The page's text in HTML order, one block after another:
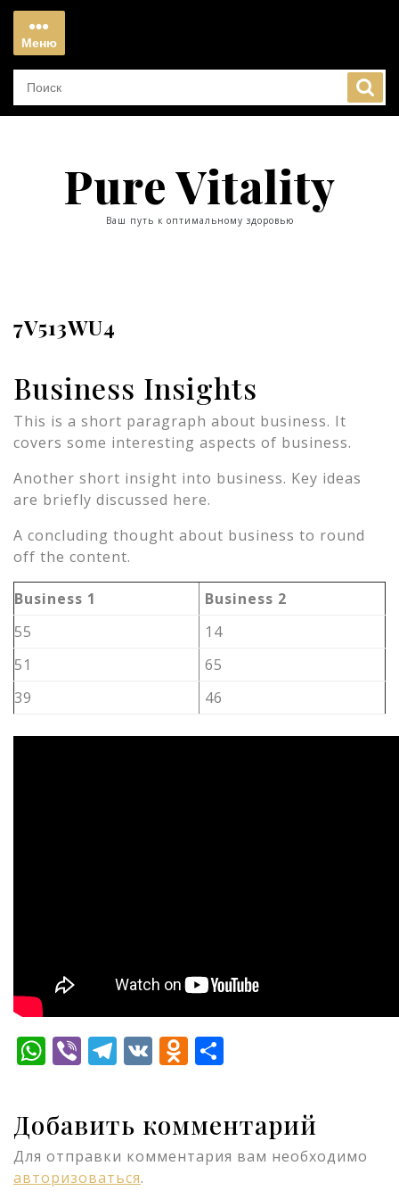
Перейти
содержимому
Меню
Меню
Pure Vitality
Ваш путь к оптимальному здоровью
7V513WU4
Business Insights
This is a short paragraph about business. It
covers some interesting aspects of business.
Another short insight into business. Key ideas
are briefly discussed here.
A concluding thought about business to round
off the content.
Business 1
Business 2
55
14
51
65
39
46
WhatsApp
ViberTelegram
VKOdnoklassniki
Добавить комментарий
Для отправки комментария вам необходимо
авторизоваться.